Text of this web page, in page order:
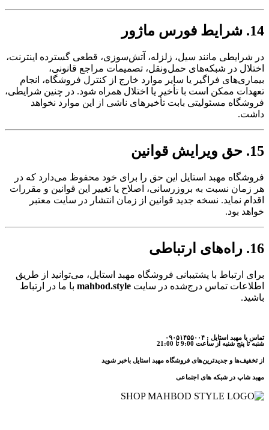
14. شرایط فورس ماژور
در شرایطی مانند سیل، زلزله، آتش‌سوزی، قطعی گسترده اینترنت،
اختلال در شبکه‌های حمل‌ونقل، تصمیمات مراجع قانونی،
بیماری‌های فراگیر یا سایر موارد خارج از کنترل فروشگاه، انجام
تعهدات ممکن است با تأخیر یا اختلال همراه شود. در چنین شرایطی،
فروشگاه مسئولیتی بابت تأخیرهای ناشی از این موارد نخواهد
داشت.
15. حق ویرایش قوانین
فروشگاه مهبد استایل این حق را برای خود محفوظ می‌دارد که در
هر زمان نسبت به بروزرسانی، اصلاح یا تغییر این قوانین و مقررات
اقدام نماید. نسخه جدید قوانین از زمان انتشار در سایت معتبر
خواهد بود.
16. راه‌های ارتباطی
برای ارتباط با پشتیبانی فروشگاه مهبد استایل، می‌توانید از طریق
اطلاعات تماس درج‌شده در سایت mahbod.style با ما در ارتباط
باشید.
تماس با مهبد استایل : ۰۹۰۵۱۴۵۵۰۰۴
شنبه تا پنج شنبه از ساعت 9:00 تا 21:00
از تخفیف‌ها و جدیدترین‌های فروشگاه مهبد استایل باخبر شوید
مهبد شاپ در شبکه های اجتماعی